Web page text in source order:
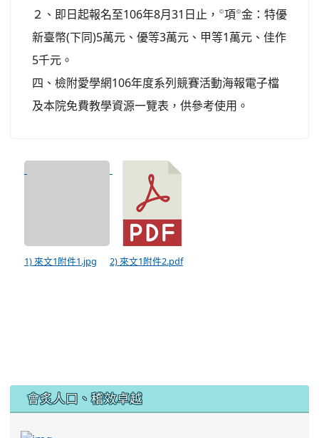
２、即日起報名至106年8月31日止，項金：特優
新臺幣(下同)5萬元、優等3萬元、甲等1萬元、佳作
5千元。
四、檢附愛學網106年度系列競賽活動海報電子檔
及本院免費教學資源一覽表，供參考使用。
1) 來文1附件1.jpg 2) 來文1附件2.pdf
會炙人口、稽效卓越